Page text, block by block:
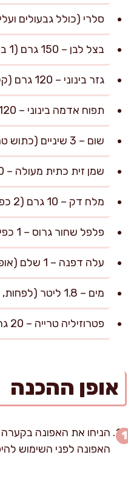
סלרי (כולל גבעולים ועלים) – 200 גרם
בצל לבן – 150 גרם (1 בינוני, קצוץ דק)
גזר בינוני – 120 גרם (קלוף וקצוץ לקוביות קטנות)
תפוח אדמה בינוני – 120 גרם (קלוף וקצוץ לקוביות קטנות)
שום – 3 שיניים (כתוש טרי או קצוץ דק)
שמן זית כתית מעולה – 30 מ"ל (2 כפות שטוחות לאידוי ירקות)
מלח דק – 10 גרם (2 כפיות שטוחות, קחו בחשבון התאמה לטעם האישי בסיום הבישול)
פלפל שחור גרוס – 1 כפית (3 גרם, אפשר להוסיף במהלך הבישול ולטעום בהמשך)
עלה דפנה – 1 שלם (אופציונלי, מוסיף ארומה עמוקה)
מים – 1.8 ליטר (לפחות, עם אפשרות להוסיף בהתאם לסמיכות ולמרקם הרצויים)
פטרוזיליה טרייה – 20 גרם (רבע צרור גדול, קצוץ דק לקישוט ולארומה רעננה בסיום)
אופן ההכנה
האפונה לפני השימוש